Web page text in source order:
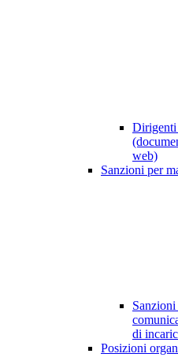
Dirigenti
web)
Sanzioni per
di
Posizioni